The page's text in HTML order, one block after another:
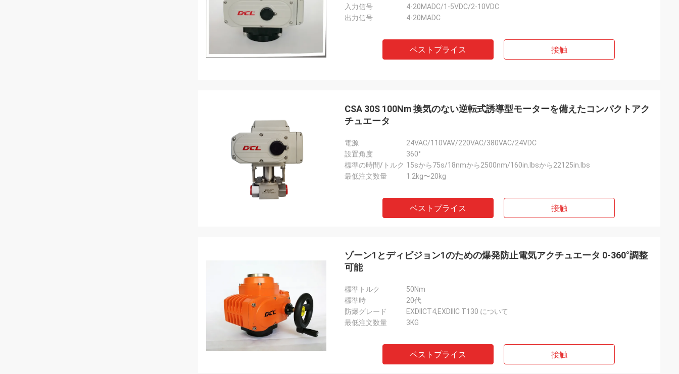
入力信号
4-20MADC/1-5VDC/2-10VDC
出力信号
4-20MADC
ベストプライス 接触
CSA 30S 100Nm 換気のない逆転式誘導型モーターを備えたコンパクトアク
チュエータ
電源
24VAC/110VAV/220VAC/380VAC/24VDC
設置角度
360°
標準の時間/トルク 15sから75s/18nmから2500nm/160in.lbsから22125in.lbs
最低注文数量
1.2kg〜20kg
ベストプライス 接触
ゾーン1とディビジョン1のための爆発防止電気アクチュエータ 0-360°調整
可能
標準トルク
50Nm
標準時
20代
防爆グレード
EXDIICT4,EXDIIIC T130 について
最低注文数量
3KG
ベストプライス 接触